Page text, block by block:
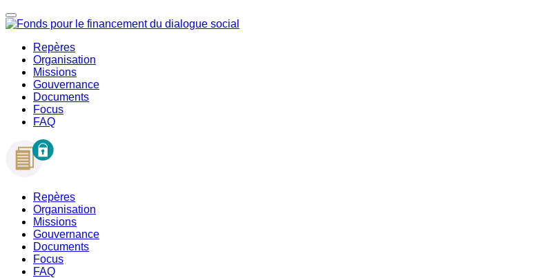
Repères
Organisation
Missions
Gouvernance
Documents
Focus
FAQ
Repères
Organisation
Missions
Gouvernance
Documents
Focus
FAQ